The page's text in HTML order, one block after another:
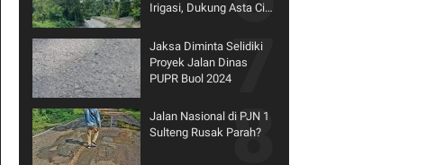
Irigasi, Dukung Asta Cita
Tingkatkan
Produktivitas Pertanian
Jaksa Diminta Selidiki
Proyek Jalan Dinas
PUPR Buol 2024
Jalan Nasional di PJN 1
Sulteng Rusak Parah?